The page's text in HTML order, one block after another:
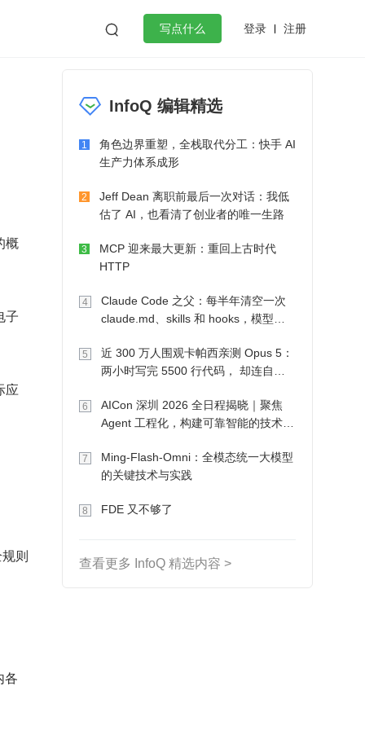
 写点什么 登录 注册
微服务架构 flutter
概
子
应
则
各
InfoQ 编辑精选
1
角色边界重塑，全栈取代分工：快手 AI
生产力体系成形
2
Jeff Dean 离职前最后一次对话：我低
估了 AI，也看清了创业者的唯一生路
3
MCP 迎来最大更新：重回上古时代
HTTP
4
Claude Code 之父：每半年清空一次
claude.md、skills 和 hooks，模型自
5
近 300 万人围观卡帕西亲测 Opus 5：
两小时写完 5500 行代码， 却连自己
6
AICon 深圳 2026 全日程揭晓｜聚焦
Agent 工程化，构建可靠智能的技术路
7
Ming-Flash-Omni：全模态统一大模型
的关键技术与实践
8 FDE 又不够了
查看更多 InfoQ 精选内容 >